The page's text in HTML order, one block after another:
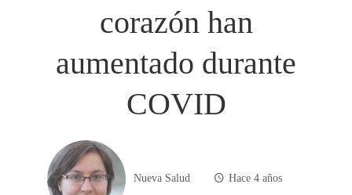
corazón han
aumentado durante
COVID
Nueva Salud Hace 4 años